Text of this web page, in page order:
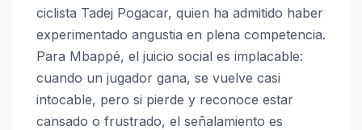
ciclista Tadej Pogacar, quien ha admitido haber
experimentado angustia en plena competencia.
Para Mbappé, el juicio social es implacable:
cuando un jugador gana, se vuelve casi
intocable, pero si pierde y reconoce estar
cansado o frustrado, el señalamiento es